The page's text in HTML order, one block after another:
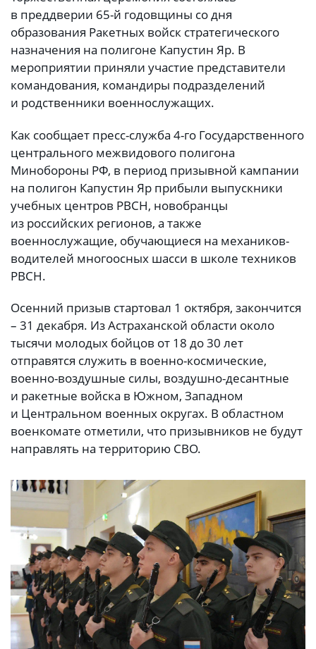
в преддверии 65-й годовщины со дня
образования Ракетных войск стратегического
назначения на полигоне Капустин Яр. В
мероприятии приняли участие представители
командования, командиры подразделений
и родственники военнослужащих.
Как сообщает пресс-служба 4-го Государственного
центрального межвидового полигона
Минобороны РФ, в период призывной кампании
на полигон Капустин Яр прибыли выпускники
учебных центров РВСН, новобранцы
из российских регионов, а также
военнослужащие, обучающиеся на механиков-
водителей многоосных шасси в школе техников
РВСН.
Осенний призыв стартовал 1 октября, закончится
– 31 декабря. Из Астраханской области около
тысячи молодых бойцов от 18 до 30 лет
отправятся служить в военно-космические,
военно-воздушные силы, воздушно-десантные
и ракетные войска в Южном, Западном
и Центральном военных округах. В областном
военкомате отметили, что призывников не будут
направлять на территорию СВО.